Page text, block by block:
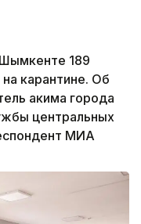
189
карантине. Об
акима города
центральных
МИА